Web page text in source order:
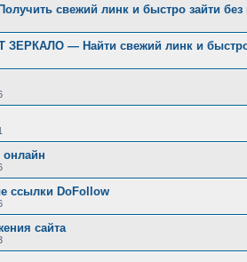
свежий линк и быстро зайти без
— Найти свежий линк и быстро
ссылки DoFollow
сайта